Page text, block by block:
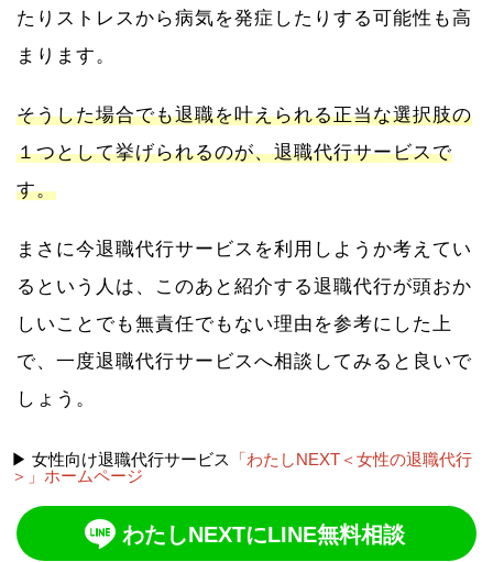
たりストレスから病気を発症したりする可能性も高
まります。
そうした場合でも退職を叶えられる正当な選択肢の
１つとして挙げられるのが、退職代行サービスで
す。
まさに今退職代行サービスを利用しようか考えてい
るという人は、このあと紹介する退職代行が頭おか
しいことでも無責任でもない理由を参考にした上
で、一度退職代行サービスへ相談してみると良いで
しょう。
▶ 女性向け退職代行サービス
「わたしNEXT＜女性の退職代行
＞」ホームページ
わたしNEXTにLINE無料相談